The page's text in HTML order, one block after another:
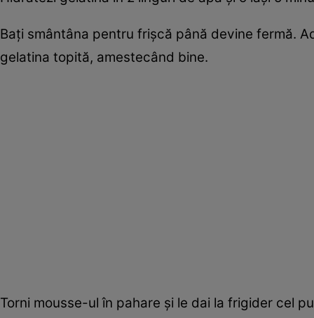
Bați smântâna pentru frișcă până devine fermă.
gelatina topită, amestecând bine.
Torni mousse-ul în pahare și le dai la frigider cel